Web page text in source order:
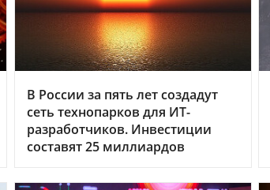
В России за пять лет создадут
сеть технопарков для ИТ-
разработчиков. Инвестиции
составят 25 миллиардов